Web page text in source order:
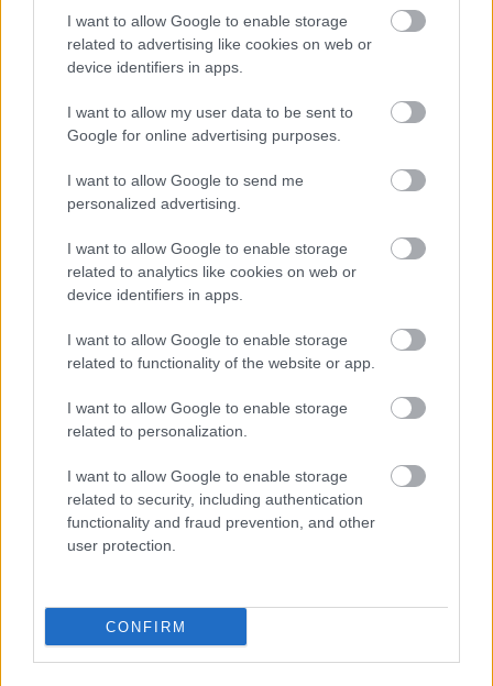
I want to allow Google to enable storage
related to advertising like cookies on web or
device identifiers in apps.
I want to allow my user data to be sent to
Google for online advertising purposes.
I want to allow Google to send me
personalized advertising.
I want to allow Google to enable storage
related to analytics like cookies on web or
device identifiers in apps.
I want to allow Google to enable storage
related to functionality of the website or app.
I want to allow Google to enable storage
related to personalization.
I want to allow Google to enable storage
related to security, including authentication
functionality and fraud prevention, and other
user protection.
CONFIRM
Olyan melltartókkal készül
Women`secret, amit neked is
kötelező lesz beszerezned!
Ez a sportmelltartó nem engedi,
hogy rázkódjon a melled edzés